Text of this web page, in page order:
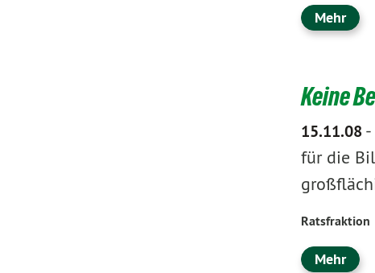
Mehr
Keine
15.11.08-
für die
Ratsfraktion
Mehr